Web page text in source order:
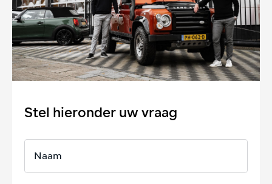
Stel hieronder uw vraag